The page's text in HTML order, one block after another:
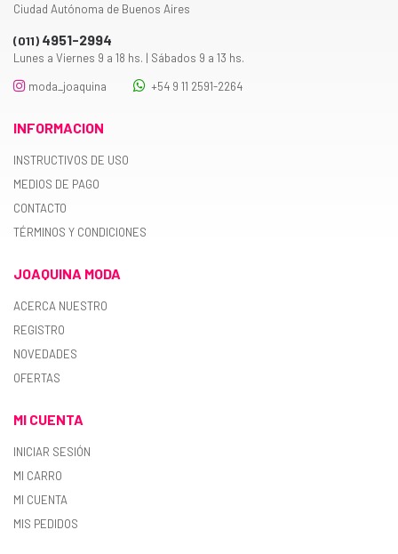
Ciudad Autónoma de Buenos Aires
(011) 4951-2994
Lunes a Viernes 9 a 18 hs. | Sábados 9 a 13 hs.
moda_joaquina
+54 9 11 2591-2264
INFORMACION
INSTRUCTIVOS DE USO
MEDIOS DE PAGO
CONTACTO
TÉRMINOS Y CONDICIONES
JOAQUINA MODA
ACERCA NUESTRO
REGISTRO
NOVEDADES
OFERTAS
MI CUENTA
INICIAR SESIÓN
MI CARRO
MI CUENTA
MIS PEDIDOS